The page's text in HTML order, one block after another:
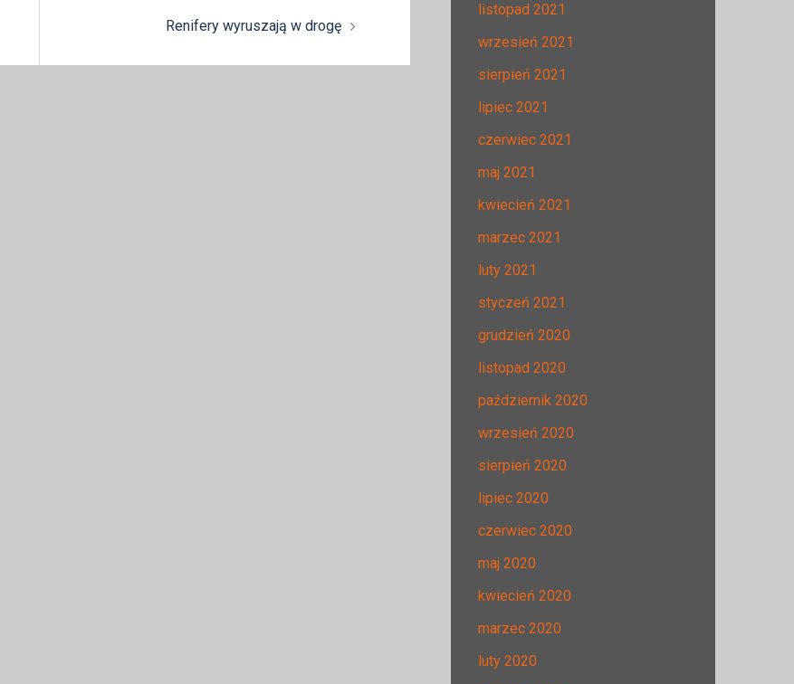
Renifery wyruszają w drogę
listopad 2021
wrzesień 2021
sierpień 2021
lipiec 2021
czerwiec 2021
maj 2021
kwiecień 2021
marzec 2021
luty 2021
styczeń 2021
grudzień 2020
listopad 2020
październik 2020
wrzesień 2020
sierpień 2020
lipiec 2020
czerwiec 2020
maj 2020
kwiecień 2020
marzec 2020
luty 2020